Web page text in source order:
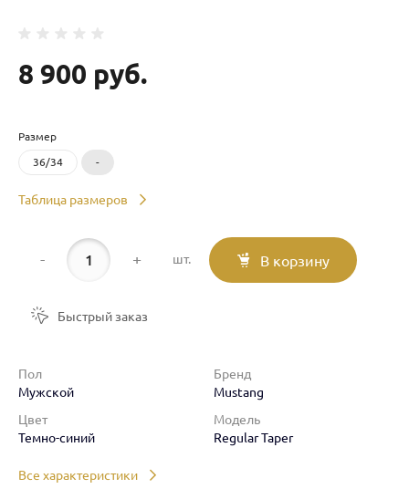
8 900 руб.
Размер
36/34 -
Таблица размеров
- + шт. В корзину
Быстрый заказ
Пол
Мужской
Бренд
Mustang
Цвет
Темно-синий
Модель
Regular Taper
Все характеристики